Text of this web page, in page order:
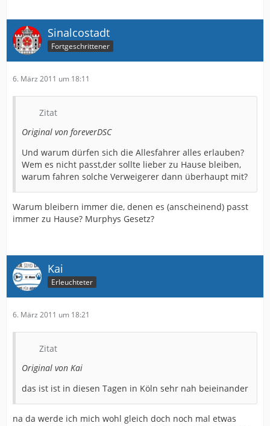
Sinalcostadt
Fortgeschrittener
6. März 2011 um 18:11
Zitat
Original von foreverDSC
Und warum dürfen sich die Allesfahrer alles erlauben?
Wem es nicht passt,der sollte lieber zu Hause bleiben,
warum fahren solche Verweigerer dann überhaupt mit?
Warum bleibern immer die, denen es (anscheinend) passt
immer zu Hause? Murphys Gesetz?
Kai
Erleuchteter
6. März 2011 um 18:21
Zitat
Original von Kai
das ist ist in diesen Tagen in Köln sehr nah beieinander
na da werde ich mich wohl gleich doch noch mal etwas